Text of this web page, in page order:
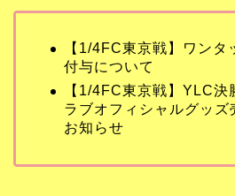
【1/4FC東京戦】ワンタ
付与について
【1/4FC東京戦】YLC決
ラブオフィシャルグッズ
お知らせ